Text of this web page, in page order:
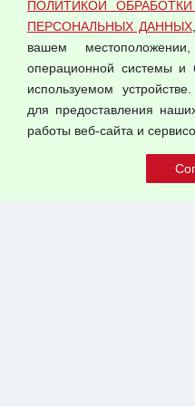
© 2026 ООО "Феникс"
Оферта оптовой купли-
Публичная оферта
ПОЛИТИКОЙ
ПЕРСОНАЛЬНЫХ ДАННЫХ
вашем
операционной системы и
используемом
для предоставления
работы веб-сайта и